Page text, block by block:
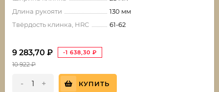
Длина рукояти
130 мм
Твёрдость клинка, HRC
61-62
9 283,70 ₽ -1 638,30 ₽
10 922₽
- + КУПИТЬ